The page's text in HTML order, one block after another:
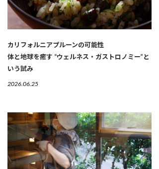
カリフォルニアプルーンの可能性
体と地球を癒す “ウェルネス・ガストロノミー”と
いう試み
2026.06.25